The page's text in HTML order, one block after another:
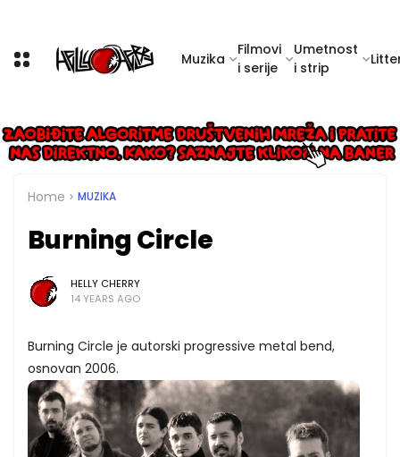
Muzika
Filmovi
i serije
Umetnost
i strip
Home MUZIKA
Burning Circle
HELLY CHERRY
14 YEARS AGO
Burning Circle je autorski progressive metal bend,
osnovan 2006.